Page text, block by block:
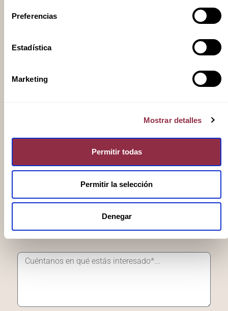
Preferencias
Estadística
Marketing
Mostrar detalles
Permitir todas
Permitir la selección
Denegar
Información general
Viviendas de obra nueva
Viviendas de segunda mano
Información suelo
Otro tipo de consulta